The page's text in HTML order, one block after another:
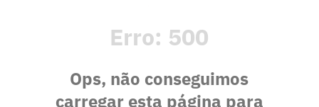
Erro: 500
Ops, não conseguimos
carregar esta página para